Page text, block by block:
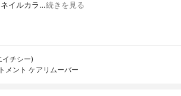
イルカラ…続きを見る
イチシー)
メント ケアリムーバー